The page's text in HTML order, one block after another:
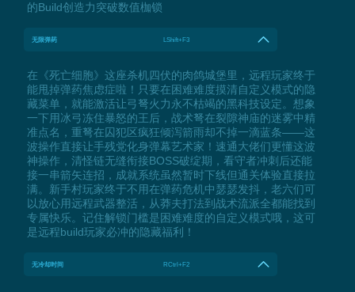
的Build创造力突破数值枷锁
无限弹药 LShift+F3
在《死亡细胞》这座杀机四伏的肉鸽城堡里，远程玩家终于
能甩掉弹药焦虑症啦！只要在困难难度摸清自定义模式的隐
藏菜单，就能激活让弓弩火力永不枯竭的黑科技设定。想象
一下用冰弓冻住暴怒的王后，战术弩在裂隙神庙的迷雾中精
准点名，重弩在囚犯区疯狂倾泻箭雨却不掉一滴蓝条——这
波操作直接让手残党化身弹幕艺术家！速通大佬们更懂这波
神操作，清怪链无缝衔接BOSS破绽期，看守者冲刺后还能
接一串箭矢连招，成就系统虽然暂时下线但通关体验直接拉
满。新手村玩家终于不用在弹药危机中瑟瑟发抖，老六们可
以放心用远程武器整活，从莽夫打法到战术流派全都能找到
专属快乐。记住解锁门槛是困难难度的自定义模式哦，这可
是远程build玩家必冲的隐藏福利！
无冷却时间 RCtrl+F2